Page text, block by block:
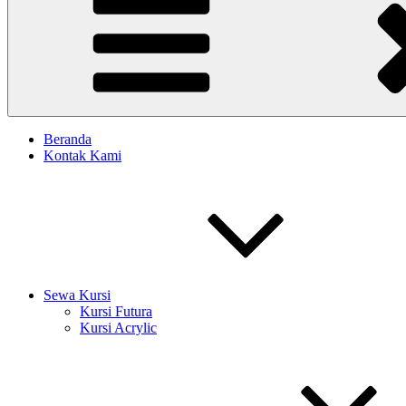
Beranda
Kontak Kami
Sewa Kursi
Kursi Futura
Kursi Acrylic